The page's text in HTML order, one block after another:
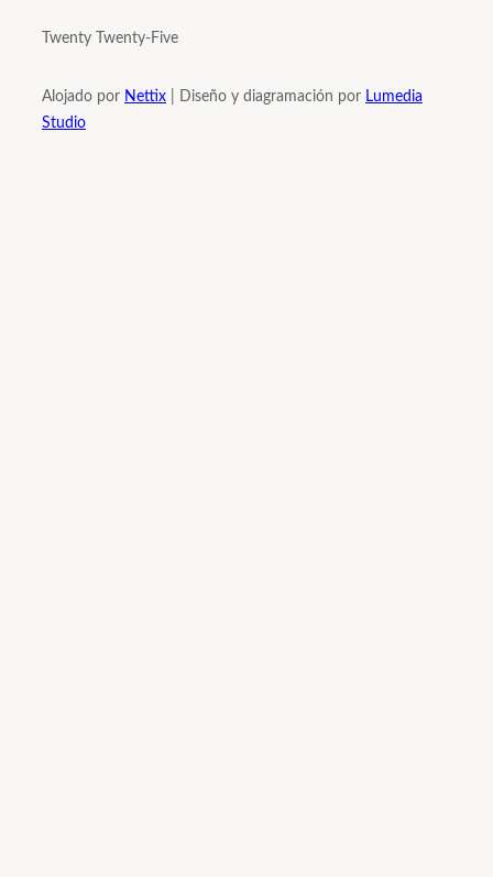
Twenty Twenty-Five
Alojado por Nettix | Diseño y diagramación por Lumedia
Studio